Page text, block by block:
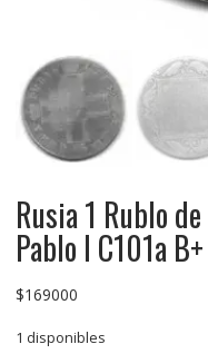
Rusia 1 Rublo
Pablo I C101a B+
$169000
1 disponibles